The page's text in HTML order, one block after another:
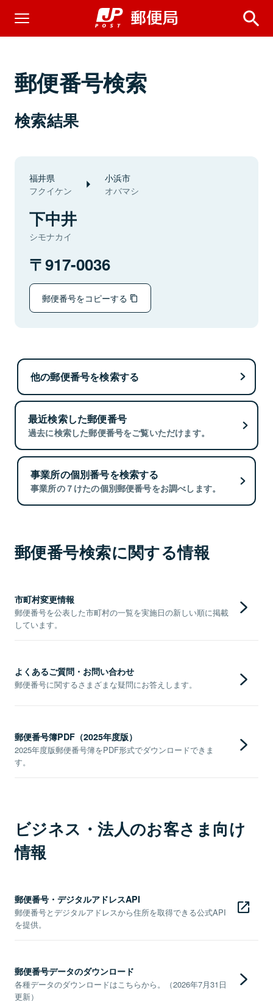
郵便番号検索
検索結果
福井県
フクイケン
小浜市
オバマシ
下中井
シモナカイ
917-0036
郵便番号をコピーする
他の郵便番号を検索する
最近検索した郵便番号
過去に検索した郵便番号をご覧いただけます。
事業所の個別番号を検索する
事業所の７けたの個別郵便番号をお調べします。
郵便番号検索に関する情報
市町村変更情報
郵便番号を公表した市町村の一覧を実施日の新しい順に掲載
しています。
よくあるご質問・お問い合わせ
郵便番号に関するさまざまな疑問にお答えします。
郵便番号簿PDF（2025年度版）
2025年度版郵便番号簿をPDF形式でダウンロードできま
す。
ビジネス・法人のお客さま向け
情報
郵便番号・デジタルアドレスAPI
郵便番号とデジタルアドレスから住所を取得できる公式API
を提供。
郵便番号データのダウンロード
各種データのダウンロードはこちらから。（2026年7月31日
更新）